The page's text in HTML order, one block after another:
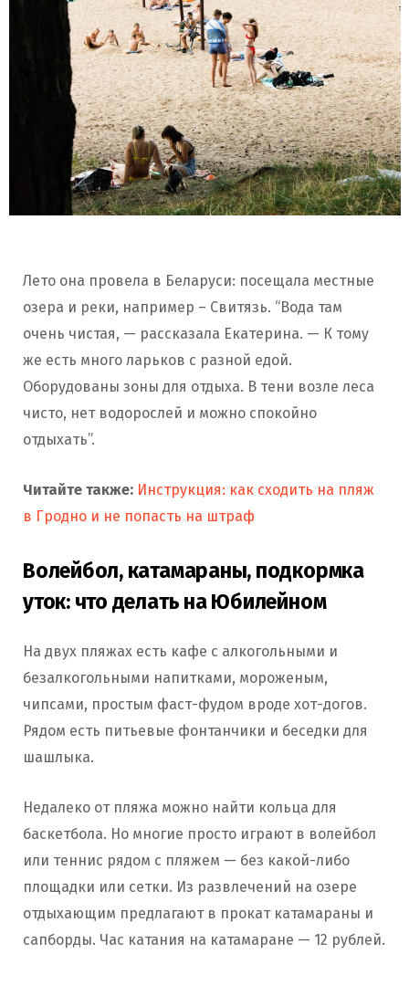
Лето она провела в Беларуси: посещала местные
озера и реки, например – Свитязь. “Вода там
очень чистая, — рассказала Екатерина. — К тому
же есть много ларьков с разной едой.
Оборудованы зоны для отдыха. В тени возле леса
чисто, нет водорослей и можно спокойно
отдыхать”.
Читайте также: Инструкция: как сходить на пляж
в Гродно и не попасть на штраф
Волейбол, катамараны, подкормка
уток: что делать на Юбилейном
На двух пляжах есть кафе с алкогольными и
безалкогольными напитками, мороженым,
чипсами, простым фаст-фудом вроде хот-догов.
Рядом есть питьевые фонтанчики и беседки для
шашлыка.
Недалеко от пляжа можно найти кольца для
баскетбола. Но многие просто играют в волейбол
или теннис рядом с пляжем — без какой-либо
площадки или сетки. Из развлечений на озере
отдыхающим предлагают в прокат катамараны и
сапборды. Час катания на катамаране — 12 рублей.